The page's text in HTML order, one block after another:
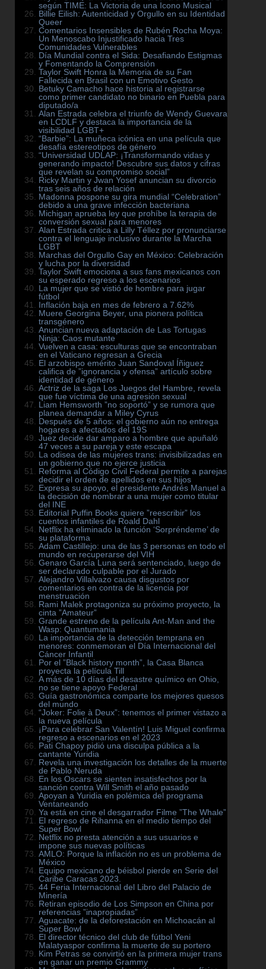
según TIME: La Victoria de una Icono Musical
Billie Eilish: Autenticidad y Orgullo en su Identidad
Queer
Comentarios Insensibles de Rubén Rocha Moya:
Un Menoscabo Injustificado hacia Tres
Comunidades Vulnerables
Día Mundial contra el Sida: Desafiando Estigmas
y Fomentando la Comprensión
Taylor Swift Honra la Memoria de su Fan
Fallecida en Brasil con un Emotivo Gesto
Betuky Camacho hace historia al registrarse
como primer candidato no binario en Puebla para
diputado/a
Alan Estrada celebra el triunfo de Wendy Guevara
en LCDLF y destaca la importancia de la
visibilidad LGBT+
“Barbie”: La muñeca icónica en una película que
desafía estereotipos de género
“Universidad UDLAP: ¡Transformando vidas y
generando impacto! Descubre sus datos y cifras
que revelan su compromiso social”
Ricky Martin y Jwan Yosef anuncian su divorcio
tras seis años de relación
Madonna pospone su gira mundial “Celebration”
debido a una grave infección bacteriana
Michigan aprueba ley que prohíbe la terapia de
conversión sexual para menores
Alan Estrada critica a Lilly Téllez por pronunciarse
contra el lenguaje inclusivo durante la Marcha
LGBT
Marchas del Orgullo Gay en México: Celebración
y lucha por la diversidad
Taylor Swift emociona a sus fans mexicanos con
su esperado regreso a los escenarios
La mujer que se vistió de hombre para jugar
fútbol
Inflación baja en mes de febrero a 7.62%
Muere Georgina Beyer, una pionera política
transgénero
Anuncian nueva adaptación de Las Tortugas
Ninja: Caos mutante
Vuelven a casa: esculturas que se encontraban
en el Vaticano regresan a Grecia
El arzobispo emérito Juan Sandoval Íñiguez
califica de ”ignorancia y ofensa” artículo sobre
identidad de género
Actriz de la saga Los Juegos del Hambre, revela
que fue víctima de una agresión sexual
Liam Hemsworth ”no soportó” y se rumora que
planea demandar a Miley Cyrus
Después de 5 años: el gobierno aún no entrega
hogares a afectados del 19S
Juez decide dar amparo a hombre que apuñaló
47 veces a su pareja y este escapa
La odisea de las mujeres trans: invisibilizadas en
un gobierno que no ejerce justicia
Reforma al Código Civil Federal permite a parejas
decidir el orden de apellidos en sus hijos
Expresa su apoyo, el presidente Andrés Manuel a
la decisión de nombrar a una mujer como titular
del INE
Editorial Puffin Books quiere ”reescribir” los
cuentos infantiles de Roald Dahl
Netflix ha eliminado la función ‘Sorpréndeme’ de
su plataforma
Adam Castillejo: una de las 3 personas en todo el
mundo en recuperarse del VIH
Genaro García Luna será sentenciado, luego de
ser declarado culpable por el Jurado
Alejandro Villalvazo causa disgustos por
comentarios en contra de la licencia por
menstruación
Rami Malek protagoniza su próximo proyecto, la
cinta ”Amateur”
Grande estreno de la película Ant-Man and the
Wasp: Quantumania
La importancia de la detección temprana en
menores: conmemoran el Día Internacional del
Cáncer Infantil
Por el ”Black history month”, la Casa Blanca
proyecta la película Till
A más de 10 días del desastre químico en Ohio,
no se tiene apoyo Federal
Guía gastronómica comparte los mejores quesos
del mundo
“Joker: Folie à Deux”: tenemos el primer vistazo a
la nueva película
¡Para celebrar San Valentín! Luis Miguel confirma
regreso a escenarios en el 2023
Pati Chapoy pidió una disculpa pública a la
cantante Yuridia
Revela una investigación los detalles de la muerte
de Pablo Neruda
En los Oscars se sienten insatisfechos por la
sanción contra Will Smith el año pasado
Apoyan a Yuridia en polémica del programa
Ventaneando
Ya está en cine el desgarrador Filme ”The Whale”
El regreso de Rihanna en el medio tiempo del
Super Bowl
Netflix no presta atención a sus usuarios e
impone sus nuevas políticas
AMLO: Porque la inflación no es un problema de
México
Equipo mexicano de béisbol pierde en Serie del
Caribe Caracas 2023.
44 Feria Internacional del Libro del Palacio de
Minería
Retiran episodio de Los Simpson en China por
referencias ”inapropiadas”
Aguacate: de la deforestación en Michoacán al
Super Bowl
El director técnico del club de fútbol Yeni
Malatyaspor confirma la muerte de su portero
Kim Petras se convirtió en la primera mujer trans
en ganar un premio Grammy